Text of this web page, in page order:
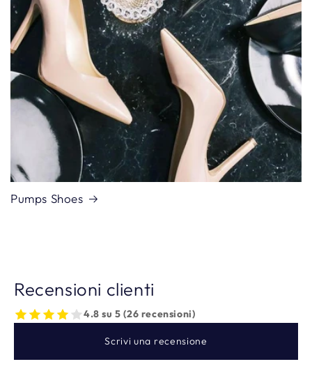
Pumps Shoes
Recensioni clienti
4.8 su 5 (26 recensioni)
Scrivi una recensione